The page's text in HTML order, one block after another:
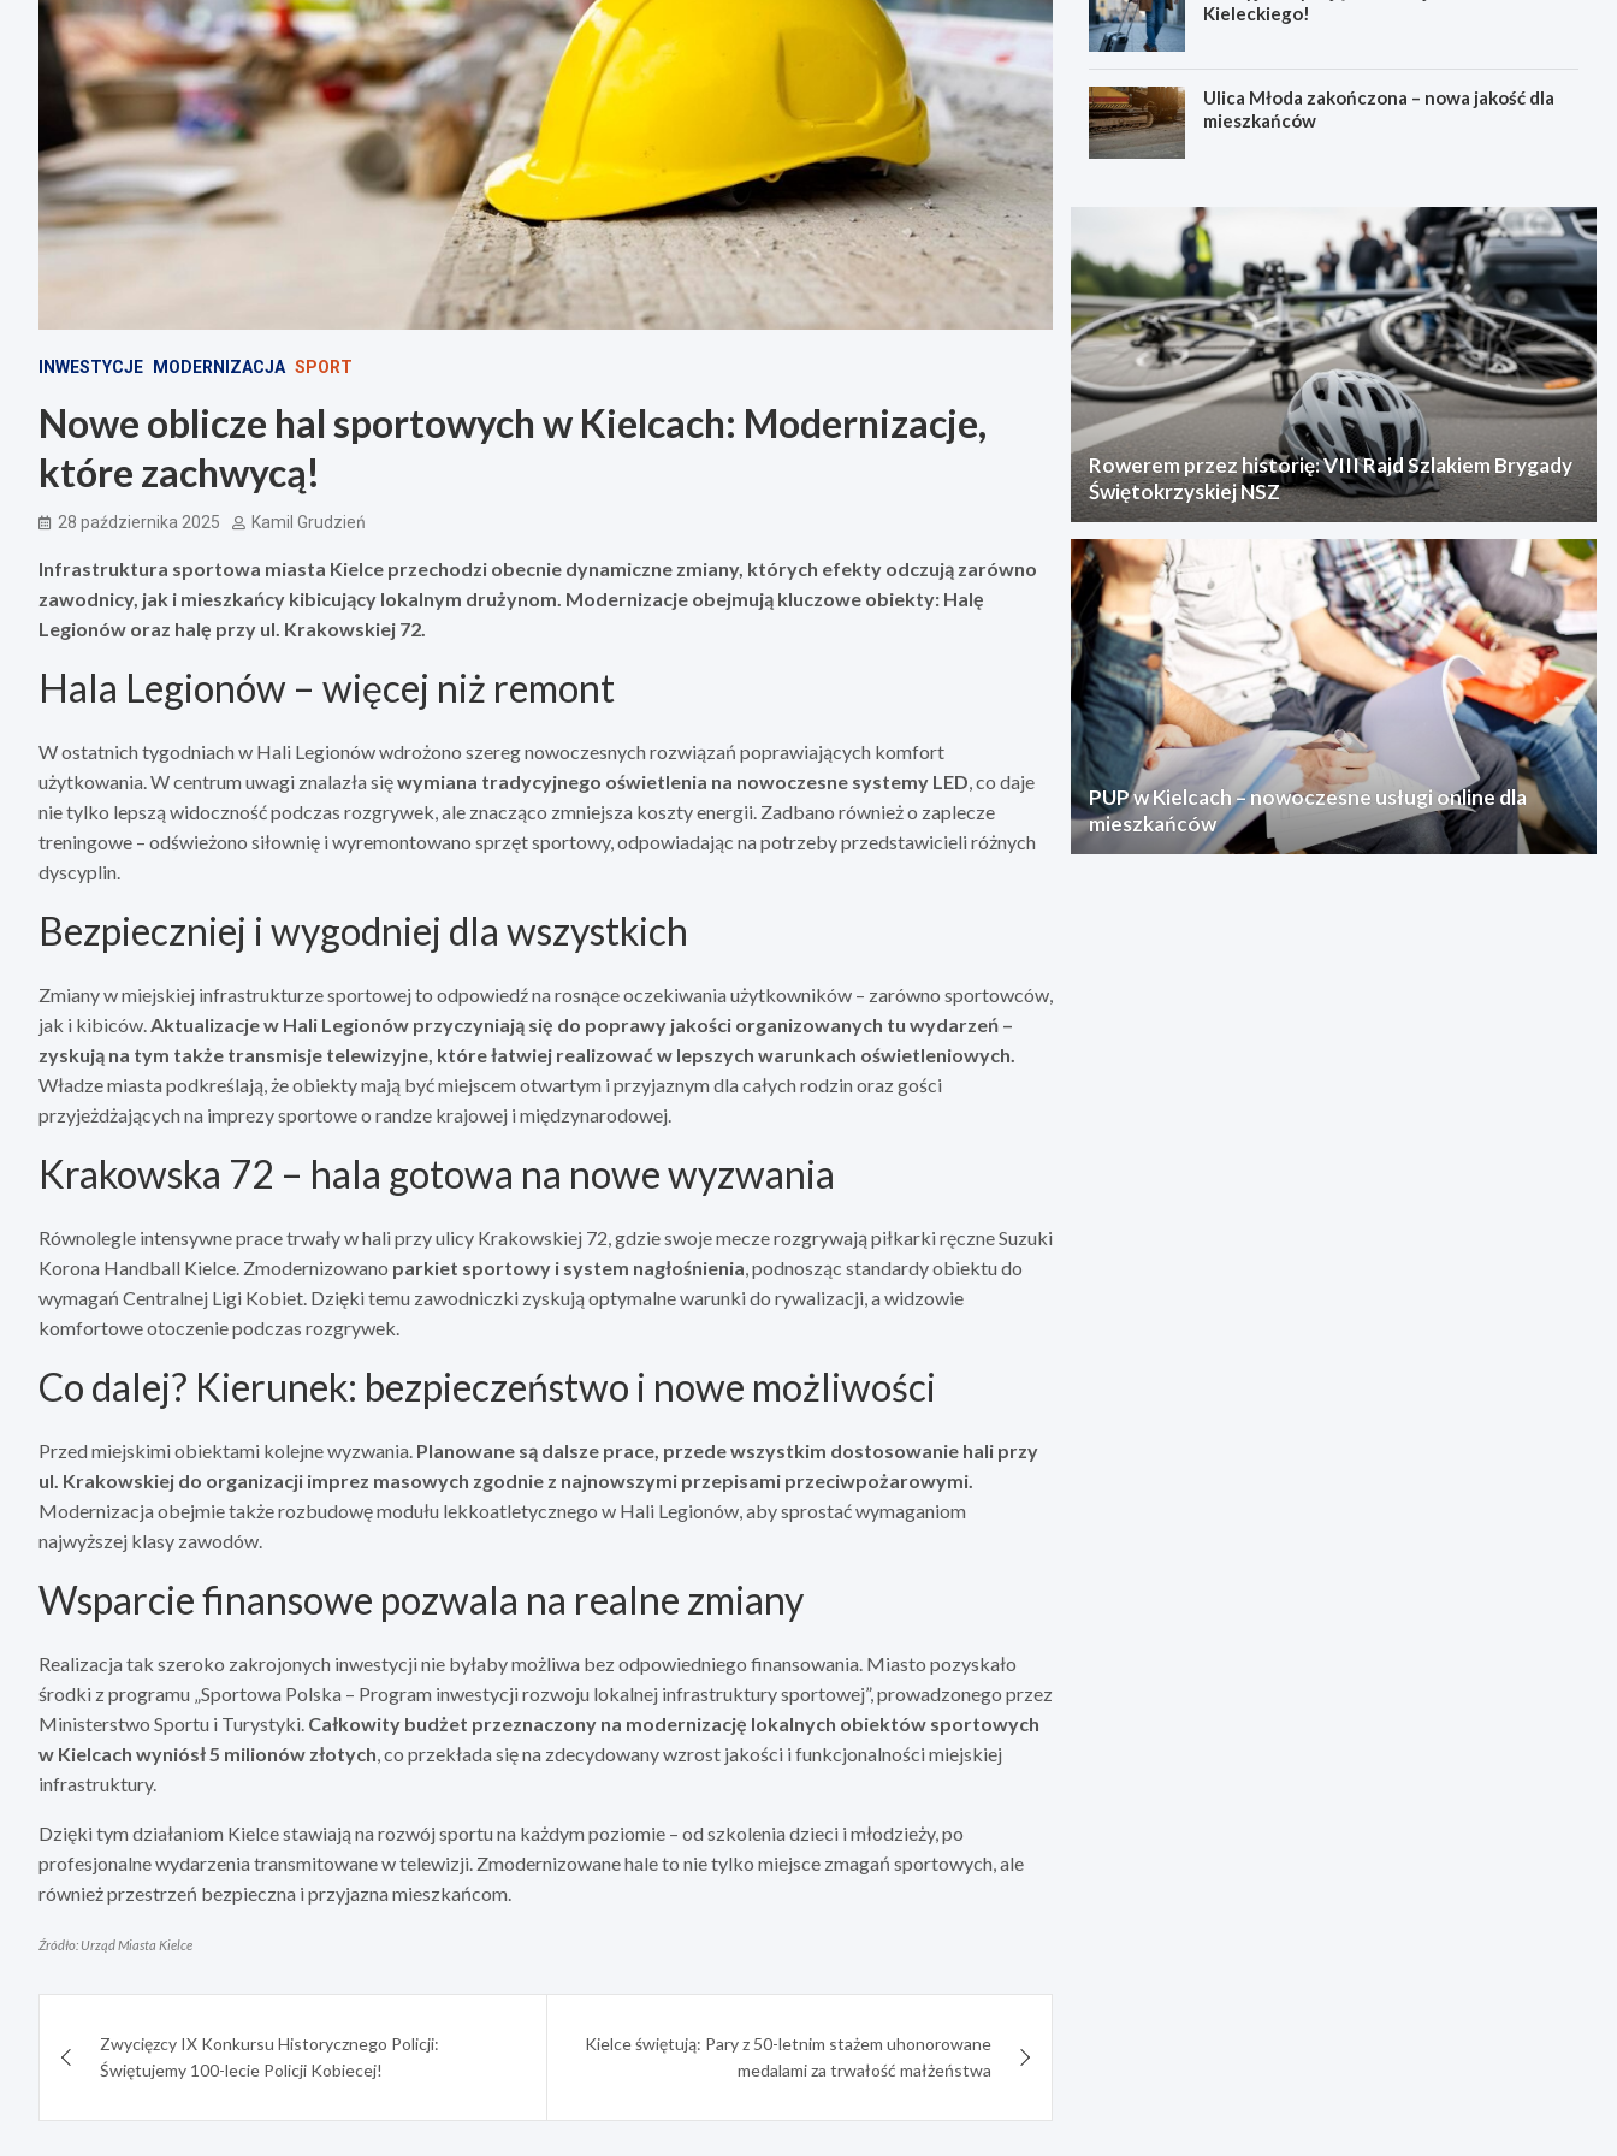
INWESTYCJE MODERNIZACJA SPORT
Nowe oblicze hal sportowych w Kielcach: Modernizacje,
które zachwycą!
28 października 2025 Kamil Grudzień
Infrastruktura sportowa miasta Kielce przechodzi obecnie dynamiczne zmiany, których efekty odczują zarówno
zawodnicy, jak i mieszkańcy kibicujący lokalnym drużynom. Modernizacje obejmują kluczowe obiekty: Halę
Legionów oraz halę przy ul. Krakowskiej 72.
Hala Legionów – więcej niż remont
W ostatnich tygodniach w Hali Legionów wdrożono szereg nowoczesnych rozwiązań poprawiających komfort
użytkowania. W centrum uwagi znalazła sięwymiana tradycyjnego oświetlenia na nowoczesne systemy LED, co daje
nie tylko lepszą widoczność podczas rozgrywek, ale znacząco zmniejsza koszty energii. Zadbano również o zaplecze
treningowe – odświeżono siłownię i wyremontowano sprzęt sportowy, odpowiadając na potrzeby przedstawicieli różnych
dyscyplin.
Bezpieczniej i wygodniej dla wszystkich
Zmiany w miejskiej infrastrukturze sportowej to odpowiedź na rosnące oczekiwania użytkowników – zarówno sportowców,
jak i kibiców.Aktualizacje w Hali Legionów przyczyniają się do poprawy jakości organizowanych tu wydarzeń –
zyskują na tym także transmisje telewizyjne, które łatwiej realizować w lepszych warunkach oświetleniowych.
Władze miasta podkreślają, że obiekty mają być miejscem otwartym i przyjaznym dla całych rodzin oraz gości
przyjeżdżających na imprezy sportowe o randze krajowej i międzynarodowej.
Krakowska 72 – hala gotowa na nowe wyzwania
Równolegle intensywne prace trwały w hali przy ulicy Krakowskiej 72, gdzie swoje mecze rozgrywają piłkarki ręczne Suzuki
Korona Handball Kielce. Zmodernizowano parkiet sportowy i system nagłośnienia, podnosząc standardy obiektu do
wymagań Centralnej Ligi Kobiet. Dzięki temu zawodniczki zyskują optymalne warunki do rywalizacji, a widzowie
komfortowe otoczenie podczas rozgrywek.
Co dalej? Kierunek: bezpieczeństwo i nowe możliwości
Przed miejskimi obiektami kolejne wyzwania. Planowane są dalsze prace, przede wszystkim dostosowanie hali przy
ul. Krakowskiej do organizacji imprez masowych zgodnie z najnowszymi przepisami przeciwpożarowymi.
Modernizacja obejmie także rozbudowę modułu lekkoatletycznego w Hali Legionów, aby sprostać wymaganiom
najwyższej klasy zawodów.
Wsparcie finansowe pozwala na realne zmiany
Realizacja tak szeroko zakrojonych inwestycji nie byłaby możliwa bez odpowiedniego finansowania. Miasto pozyskało
środki z programu „Sportowa Polska – Program inwestycji rozwoju lokalnej infrastruktury sportowej”, prowadzonego przez
Ministerstwo Sportu i Turystyki. Całkowity budżet przeznaczony na modernizację lokalnych obiektów sportowych
w Kielcach wyniósł 5 milionów złotych, co przekłada się na zdecydowany wzrost jakości i funkcjonalności miejskiej
infrastruktury.
Dzięki tym działaniom Kielce stawiają na rozwój sportu na każdym poziomie – od szkolenia dzieci i młodzieży, po
profesjonalne wydarzenia transmitowane w telewizji. Zmodernizowane hale to nie tylko miejsce zmagań sportowych, ale
również przestrzeń bezpieczna i przyjazna mieszkańcom.
Źródło: Urząd Miasta Kielce
wpisuZwycięzcy IX Konkursu Historycznego Policji:
Świętujemy 100-lecie Policji Kobiecej!
Kielce świętują: Pary z 50-letnim stażem uhonorowane
medalami za trwałość małżeństwa
Kieleckiego!
Ulica Młoda zakończona – nowa jakość dla
mieszkańców
Rowerem przez historię: VIII Rajd Szlakiem Brygady
Świętokrzyskiej NSZ
PUP w Kielcach – nowoczesne usługi online dla
mieszkańców